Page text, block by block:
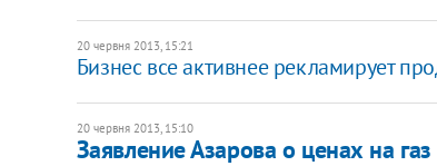
20 червня 2013, 15:21
Бизнес все активнее рекламирует
20 червня 2013, 15:10
Заявление Азарова о ценах на